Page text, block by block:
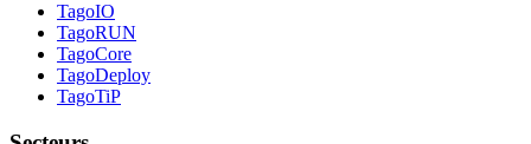
TagoIO
TagoRUN
TagoCore
TagoDeploy
TagoTiP